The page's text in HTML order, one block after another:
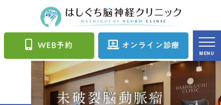
未破裂脳動脈瘤
WEB予約 オンライン診療
MENU